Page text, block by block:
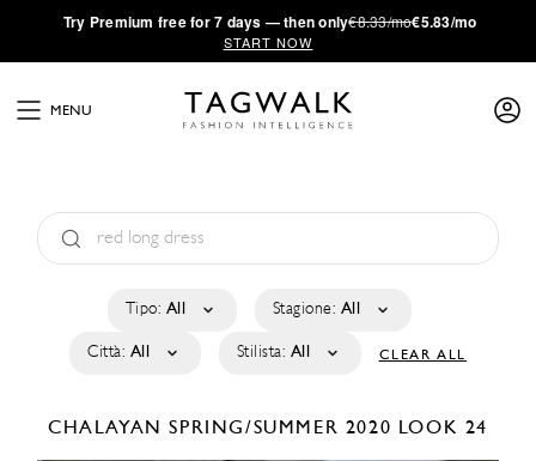
·Try Premium free for 7 days — then only€8.33/mo€5.83/mo
START NOW
MENU
Tipo: All Stagione: All
Città: All Stilista: All CLEAR ALL
CHALAYANSPRING/SUMMER 2020 LOOK 24